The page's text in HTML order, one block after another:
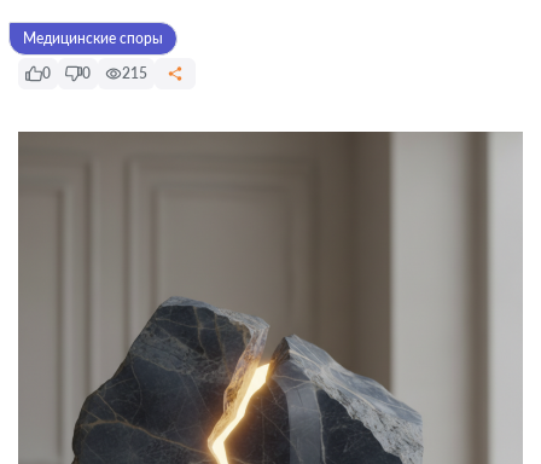
Медицинские споры
0
0 215